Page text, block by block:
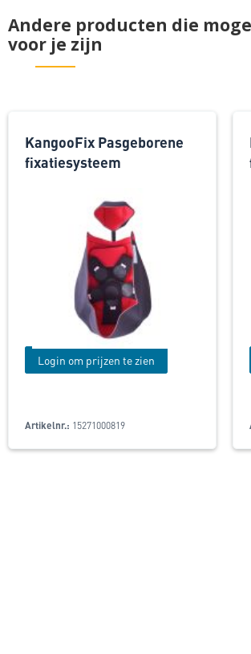
Andere producten die
voor je zijn
KangooFix Pasgeborene
fixatiesysteem
Login om prijzen te zien
Artikelnr.: 15271000819